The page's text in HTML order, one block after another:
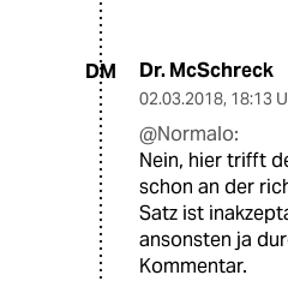
DM Dr. McSchreck
02.03.2018, 18:13
@Normalo:
Nein, hier trifft
schon an der
Satz ist
ansonsten ja
Kommentar.